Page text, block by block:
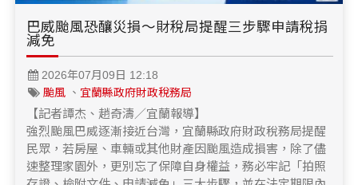
巴威颱風恐釀災損～財稅局提醒三步驟申請稅捐
減免
2026年07月09日 12:18
颱風 、 宜蘭縣政府財政稅務局
【記者譚杰、趙奇濤／宜蘭報導】
強烈颱風巴威逐漸接近台灣，宜蘭縣政府財政稅務局提醒
民眾，若房屋、車輛或其他財產因颱風造成損害，除了儘
速整理家園外，更別忘了保障自身權益，務必牢記「拍照